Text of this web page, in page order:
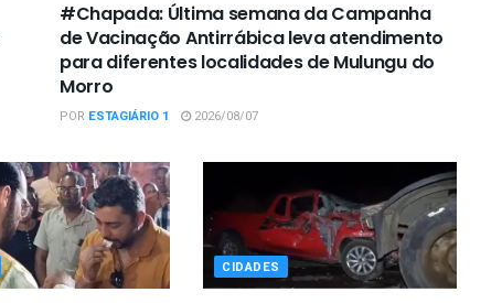
#Chapada: Última semana da Campanha
de Vacinação Antirrábica leva atendimento
para diferentes localidades de Mulungu do
Morro
POR ESTAGIÁRIO 1 2026/08/07
CIDADES